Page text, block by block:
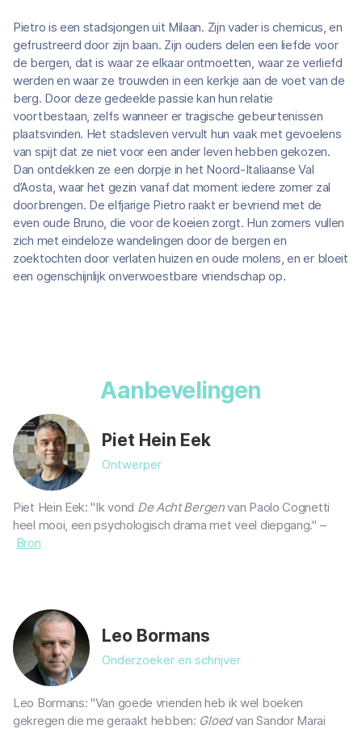
Pietro is een stadsjongen uit Milaan. Zijn vader is chemicus, en
gefrustreerd door zijn baan. Zijn ouders delen een liefde voor
de bergen, dat is waar ze elkaar ontmoetten, waar ze verliefd
werden en waar ze trouwden in een kerkje aan de voet van de
berg. Door deze gedeelde passie kan hun relatie
voortbestaan, zelfs wanneer er tragische gebeurtenissen
plaatsvinden. Het stadsleven vervult hun vaak met gevoelens
van spijt dat ze niet voor een ander leven hebben gekozen.
Dan ontdekken ze een dorpje in het Noord-Italiaanse Val
d’Aosta, waar het gezin vanaf dat moment iedere zomer zal
doorbrengen. De elfjarige Pietro raakt er bevriend met de
even oude Bruno, die voor de koeien zorgt. Hun zomers vullen
zich met eindeloze wandelingen door de bergen en
zoektochten door verlaten huizen en oude molens, en er bloeit
een ogenschijnlijk onverwoestbare vriendschap op.
Aanbevelingen
Piet Hein Eek
Ontwerper
Piet Hein Eek: "Ik vond De Acht Bergenvan Paolo Cognetti
heel mooi, een psychologisch drama met veel diepgang." –
Bron
Leo Bormans
Onderzoeker en schrijver
Leo Bormans: "Van goede vrienden heb ik wel boeken
gekregen die me geraakt hebben: Gloedvan Sandor Marai